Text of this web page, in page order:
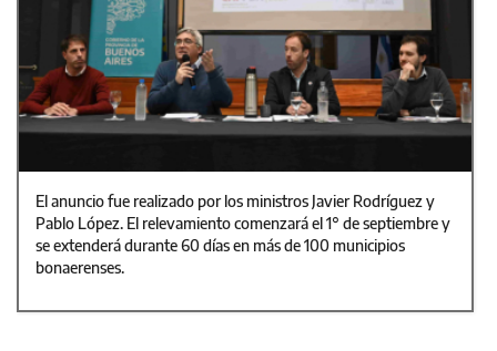
El anuncio fue realizado por los ministros Javier Rodríguez y
Pablo López. El relevamiento comenzará el 1° de septiembre y
se extenderá durante 60 días en más de 100 municipios
bonaerenses.